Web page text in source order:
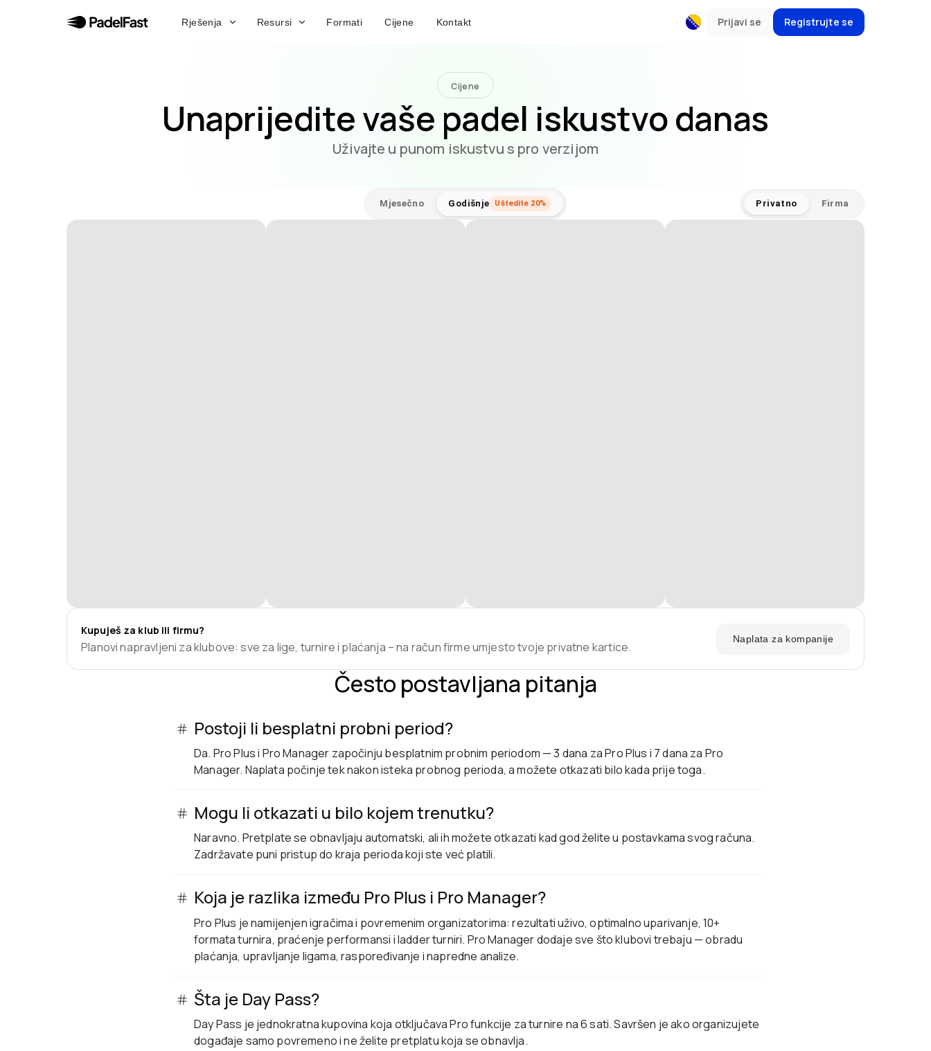
Rješenja Resursi Formati Cijene Kontakt Prijavi se Registrujte se
Cijene
Unaprijedite vaše padel iskustvo danas
Uživajte u punom iskustvu s pro verzijom
Mjesečno Godišnje Uštedite 20% Privatno Firma
Kupuješ za klub ili firmu?
Planovi napravljeni za klubove: sve za lige, turnire i plaćanja – na račun firme umjesto tvoje privatne kartice.
Naplata za kompanije
Često postavljana pitanja
Postoji li besplatni probni period?
Da. Pro Plus i Pro Manager započinju besplatnim probnim periodom — 3 dana za Pro Plus i 7 dana za Pro
Manager. Naplata počinje tek nakon isteka probnog perioda, a možete otkazati bilo kada prije toga.
Mogu li otkazati u bilo kojem trenutku?
Naravno. Pretplate se obnavljaju automatski, ali ih možete otkazati kad god želite u postavkama svog računa.
Zadržavate puni pristup do kraja perioda koji ste već platili.
Koja je razlika između Pro Plus i Pro Manager?
Pro Plus je namijenjen igračima i povremenim organizatorima: rezultati uživo, optimalno uparivanje, 10+
formata turnira, praćenje performansi i ladder turniri. Pro Manager dodaje sve što klubovi trebaju — obradu
plaćanja, upravljanje ligama, raspoređivanje i napredne analize.
Šta je Day Pass?
Day Pass je jednokratna kupovina koja otključava Pro funkcije za turnire na 6 sati. Savršen je ako organizujete
događaje samo povremeno i ne želite pretplatu koja se obnavlja.